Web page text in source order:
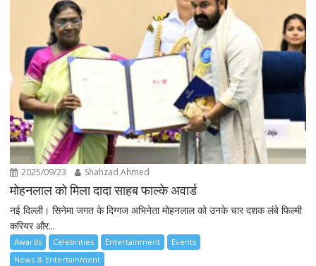
2025/09/23 Shahzad Ahmed
मोहनलाल को मिला दादा साहब फाल्के अवार्ड
नई दिल्ली। सिनेमा जगत के दिग्गज अभिनेता मोहनलाल को उनके चार दशक लंबे फिल्मी
करियर और...
Awards Celebrities Entertainment
Events
News & Entertainment